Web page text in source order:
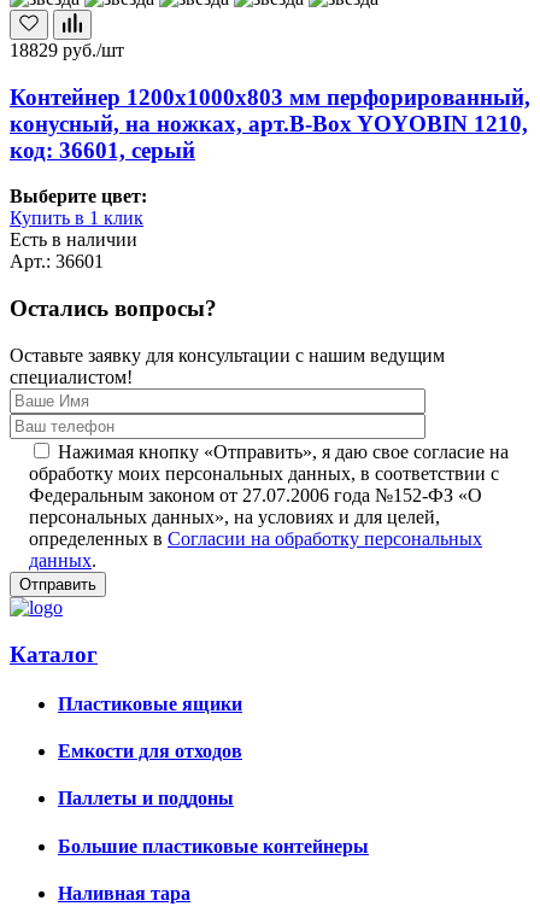
18829 руб./шт
Контейнер 1200х1000х803 мм перфорированный,
конусный, на ножках, арт.B-Box YOYOBIN 1210,
код: 36601, серый
Выберите цвет:
Купить в 1 клик
Есть в наличии
Арт.: 36601
Остались вопросы?
Оставьте заявку для консультации с нашим ведущим
специалистом!
Нажимая кнопку «Отправить», я даю свое согласие на
обработку моих персональных данных, в соответствии с
Федеральным законом от 27.07.2006 года №152-ФЗ «О
персональных данных», на условиях и для целей,
определенных в Согласии на обработку персональных
данных.
Каталог
Пластиковые ящики
Емкости для отходов
Паллеты и поддоны
Большие пластиковые контейнеры
Наливная тара